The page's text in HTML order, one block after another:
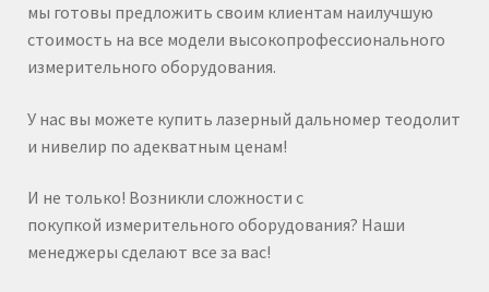
мы готовы предложить своим клиентам наилучшую
стоимость на все модели высокопрофессионального
измерительного оборудования.
У нас вы можете купить лазерный дальномер теодолит
и нивелир по адекватным ценам!
И не только! Возникли сложности с
покупкой измерительного оборудования? Наши
менеджеры сделают все за вас!